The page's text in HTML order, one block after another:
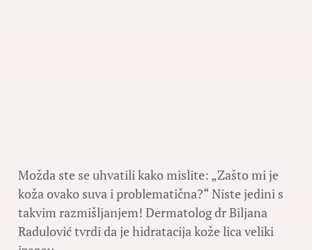
Možda ste se uhvatili kako mislite: „Zašto mi je
koža ovako suva i problematična?“ Niste jedini s
takvim razmišljanjem! Dermatolog dr Biljana
Radulović tvrdi da je hidratacija kože lica veliki